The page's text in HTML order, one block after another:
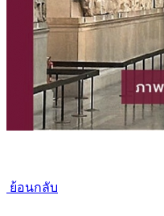
ย้อนกลับ